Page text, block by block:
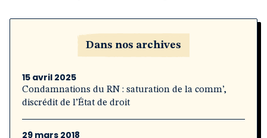
Dans nos archives
15 avril 2025
Condamnations du RN : saturation de la comm’,
discrédit de l’État de droit
29 mars 2018